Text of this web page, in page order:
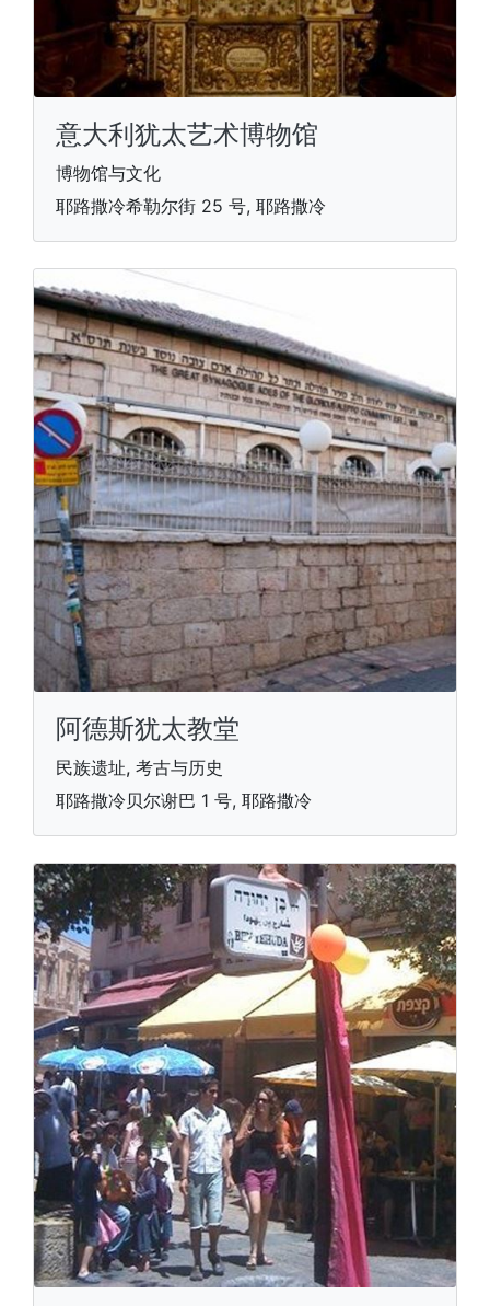
意大利犹太艺术博物馆
博物馆与文化
耶路撒冷希勒尔街 25 号, 耶路撒冷
阿德斯犹太教堂
民族遗址, 考古与历史
耶路撒冷贝尔谢巴 1 号, 耶路撒冷